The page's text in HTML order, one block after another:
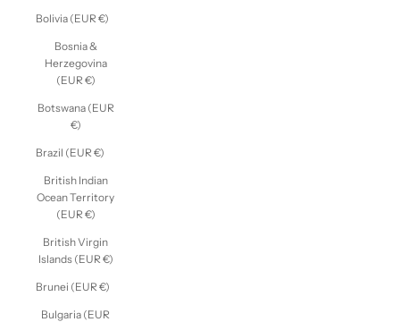
Bolivia (EUR €)
Bosnia &
Herzegovina
(EUR €)
Botswana (EUR
€)
Brazil (EUR €)
British Indian
Ocean Territory
(EUR €)
British Virgin
Islands (EUR €)
Brunei (EUR €)
Bulgaria (EUR